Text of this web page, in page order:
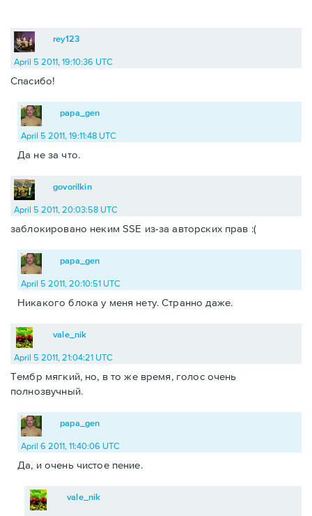
rey123
April 5 2011, 19:10:36 UTC
Спасибо!
papa_gen
April 5 2011, 19:11:48 UTC
Да не за что.
govorilkin
April 5 2011, 20:03:58 UTC
заблокировано неким SSE из-за авторских прав :(
papa_gen
April 5 2011, 20:10:51 UTC
Никакого блока у меня нету. Странно даже.
vale_nik
April 5 2011, 21:04:21 UTC
Тембр мягкий, но, в то же время, голос очень
полнозвучный.
papa_gen
April 6 2011, 11:40:06 UTC
Да, и очень чистое пение.
vale_nik